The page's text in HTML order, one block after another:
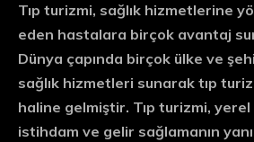
Tıp turizmi, sağlık hizmetlerine
eden hastalara birçok avantaj
Dünya çapında birçok ülke ve
sağlık hizmetleri sunarak tıp
haline gelmiştir. Tıp turizmi,
istihdam ve gelir sağlamanın